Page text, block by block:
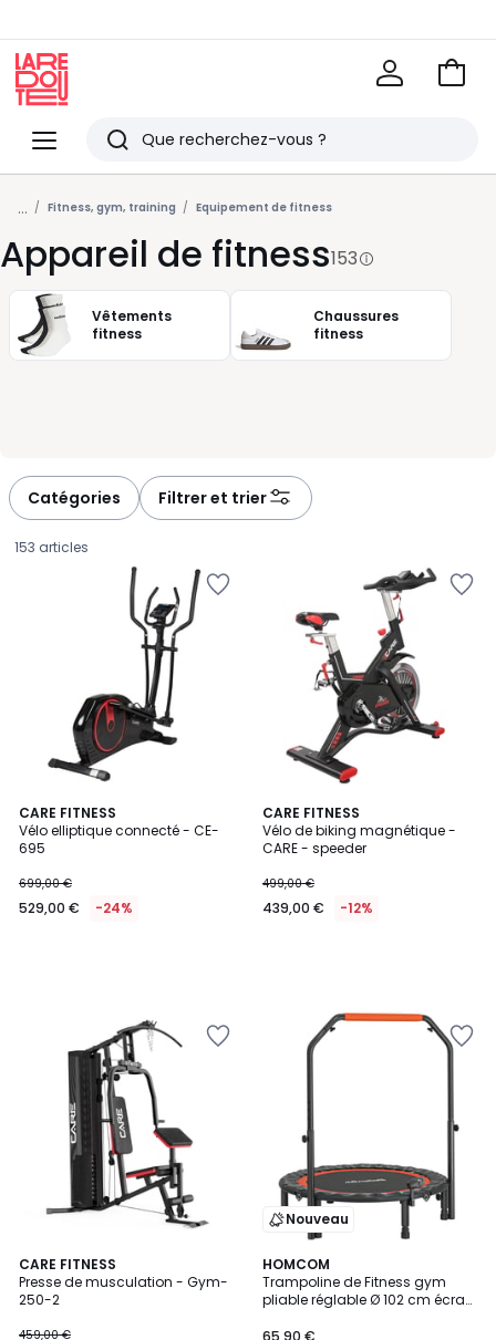
Menu
Redoute
Rechercher
Derniers
articles
vus
Voir
... Fitness, gym, training Equipement de fitness
Appareil de fitness153
Vêtements
fitness
Chaussures
fitness
Catégories Filtrer et trier
153 articles
CARE FITNESS
Vélo elliptique connecté - CE-
695
€
au
réduction
appliquée.
699,00 €
529,00 € -24%
CARE FITNESS
Vélo de biking magnétique -
CARE - speeder
499,00 €
439,00 € -12%
CARE FITNESS
Presse de musculation - Gym-
250-2
459,00 €
Nouveau
HOMCOM
Trampoline de Fitness gym
pliable réglable Ø 102 cm écran
65,90 €